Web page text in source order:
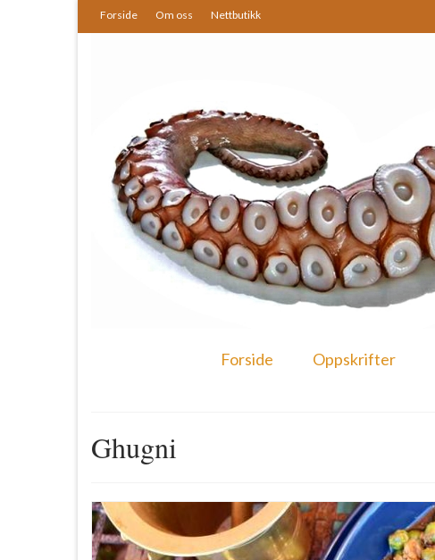
Forside Om oss Nettbutikk
Forside Oppskrifter
Ghugni